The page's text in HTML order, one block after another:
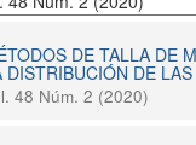
DE TALLA DE
DISTRIBUCIÓN DE
48 Núm. 2 (2020)